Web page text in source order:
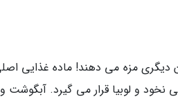
مزه می دهند! ماده غذایی
نخود و لوبیا قرار می گیرد.